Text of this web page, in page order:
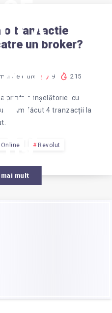
o tranzactie
un broker?
de citire 9 215
printr-o inșelătorie cu
. Am făcut 4 tranzacții la
Revolut
mult